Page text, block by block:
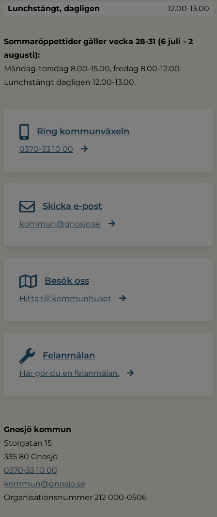
Lunchstängt, dagligen
12.00-13.00
Sommaröppettider gäller vecka 28-31 (6 juli - 2
augusti):
Måndag-torsdag 8.00-15.00, fredag 8.00-12.00.
Lunchstängt dagligen 12.00-13.00.
Ring kommunväxeln
0370-33 10 00
Skicka e-post
kommun@gnosjo.se
Besök oss
Hitta till kommunhuset
Felanmälan
Här gör du en felanmälan.
Gnosjö kommun
Storgatan 15
335 80 Gnosjö
0370‑33 10 00
kommun@gnosjo.se
Organisationsnummer 212 000-0506